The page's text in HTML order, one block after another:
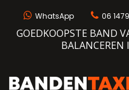
WhatsApp 06
GOEDKOOPSTE BAND
BALANCEREN